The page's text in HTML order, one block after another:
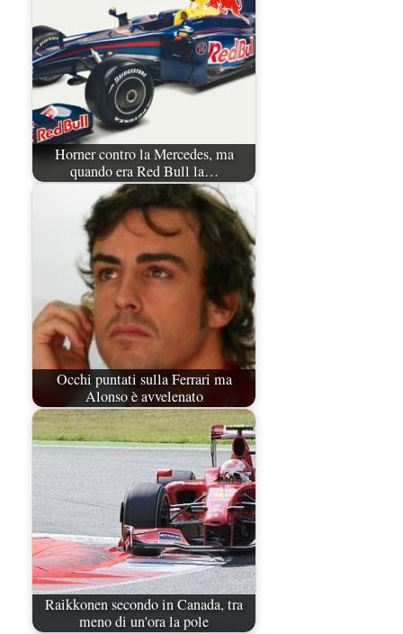
Horner contro la Mercedes, ma
quando era Red Bull la…
Occhi puntati sulla Ferrari ma
Alonso è avvelenato
Raikkonen secondo in Canada, tra
meno di un'ora la pole